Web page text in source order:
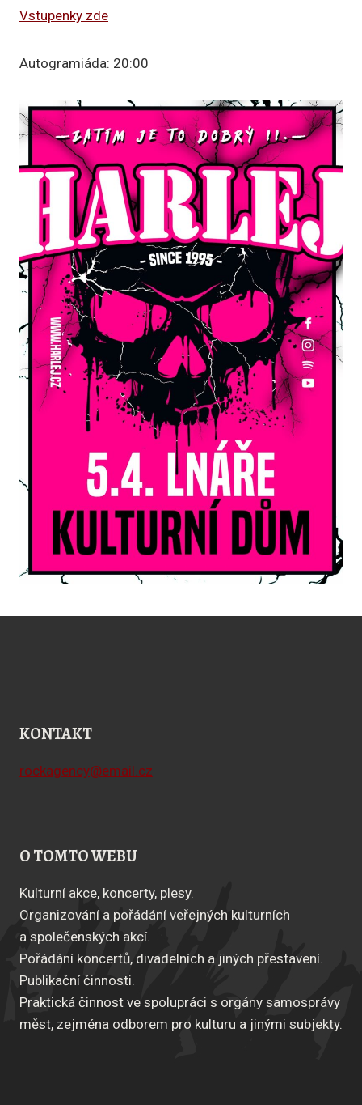
Vstupenky zde
Autogramiáda: 20:00
KONTAKT
rockagency@email.cz
O TOMTO WEBU
Kulturní akce, koncerty, plesy.
Organizování a pořádání veřejných kulturních
a společenských akcí.
Pořádání koncertů, divadelních a jiných přestavení.
Publikační činnosti.
Praktická činnost ve spolupráci s orgány samosprávy
měst, zejména odborem pro kulturu a jinými subjekty.